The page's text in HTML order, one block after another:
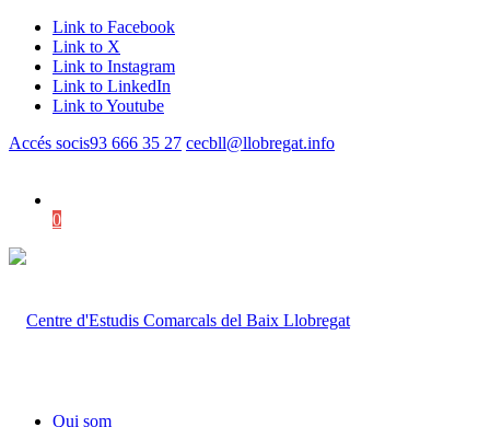
Link to Facebook
Link to X
Link to Instagram
Link to LinkedIn
Link to Youtube
Accés socis93 666 35 27 cecbll@llobregat.info
0
Qui som